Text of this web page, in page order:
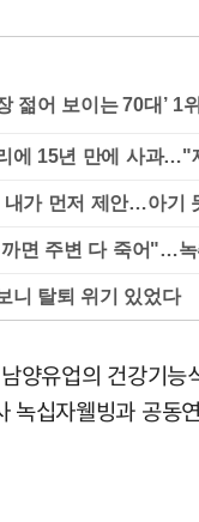
에 15년 만에 사과…"
가 먼저 제안…아기
면 주변 다 죽어"…녹
니 탈퇴 위기 있었다
양유업의 건강기능
녹십자웰빙과 공동